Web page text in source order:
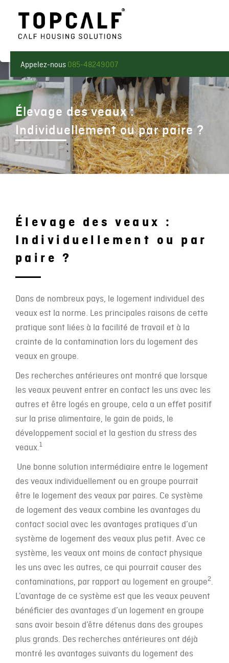
Appelez-nous 085-48249007
Élevage des veaux :
Individuellement ou par paire ?
Élevage des veaux :
Individuellement ou par
paire ?
Dans de nombreux pays, le logement individuel des
veaux est la norme. Les principales raisons de cette
pratique sont liées à la facilité de travail et à la
crainte de la contamination lors du logement des
veaux en groupe.
Des recherches antérieures ont montré que lorsque
les veaux peuvent entrer en contact les uns avec les
autres et être logés en groupe, cela a un effet positif
sur la prise alimentaire, le gain de poids, le
développement social et la gestion du stress des
veaux.1
Une bonne solution intermédiaire entre le logement
des veaux individuellement ou en groupe pourrait
être le logement des veaux par paires. Ce système
de logement des veaux combine les avantages du
contact social avec les avantages pratiques d’un
système de logement des veaux plus petit. Avec ce
système, les veaux ont moins de contact physique
les uns avec les autres, ce qui pourrait causer des
contaminations, par rapport au logement en groupe2.
L’avantage de ce système est que les veaux peuvent
bénéficier des avantages d’un logement en groupe
sans avoir besoin d’être détenus dans des groupes
plus grands. Des recherches antérieures ont déjà
montré les avantages suivants du logement des